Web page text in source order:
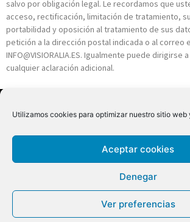
Utilizamos cookies para optimizar nuestro sitio web
Aceptar cookies
Denegar
Ver preferencias
salvo por obligación legal. Le recordamos que
acceso, rectificación, limitación de tratamiento,
portabilidad y oposición al tratamiento de sus
petición a la dirección postal indicada o al correo
INFO@VISIORALIA.ES. Igualmente puede dirigirse
cualquier aclaración adicional.
Copyright 2026 © Todos los derechos